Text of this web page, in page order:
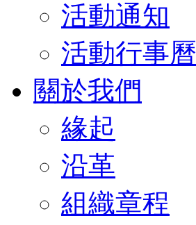
活動通知
活動行事曆
關於我們
緣起
沿革
組織章程